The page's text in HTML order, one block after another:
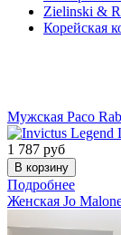
Zielinski &
Корейская
Мужская Paco
1 787 руб
Подробнее
Женская Jo